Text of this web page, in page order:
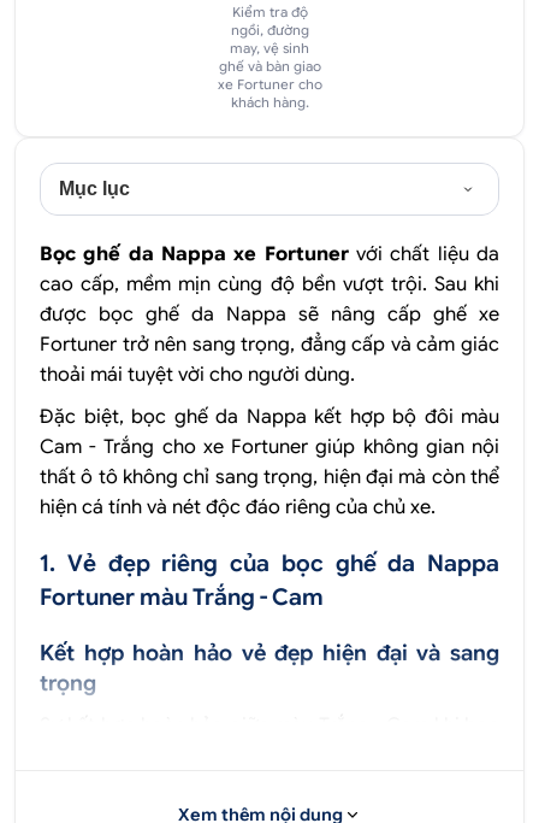
Kiểm tra độ
ngồi, đường
may, vệ sinh
ghế và bàn giao
xe Fortuner cho
khách hàng.
Mục lục
Bọc ghế da Nappa xe Fortunervới chất liệu da
cao cấp, mềm mịn cùng độ bền vượt trội. Sau khi
được bọc ghế da Nappa sẽ nâng cấp ghế xe
Fortuner trở nên sang trọng, đẳng cấp và cảm giác
thoải mái tuyệt vời cho người dùng.
Đặc biệt, bọc ghế da Nappa kết hợp bộ đôi màu
Cam - Trắng cho xe Fortuner giúp không gian nội
thất ô tô không chỉ sang trọng, hiện đại mà còn thể
hiện cá tính và nét độc đáo riêng của chủ xe.
1. Vẻ đẹp riêng của bọc ghế da Nappa
Fortuner màu Trắng - Cam
Kết hợp hoàn hảo vẻ đẹp hiện đại và sang
trọng
Xem thêm nội dung